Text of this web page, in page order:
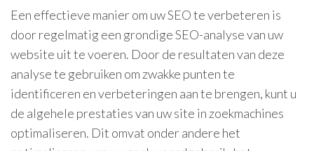
Een effectieve manier om uw SEO te verbeteren is
door regelmatig een grondige SEO-analyse van uw
website uit te voeren. Door de resultaten van deze
analyse te gebruiken om zwakke punten te
identificeren en verbeteringen aan te brengen, kunt u
de algehele prestaties van uw site in zoekmachines
optimaliseren. Dit omvat onder andere het